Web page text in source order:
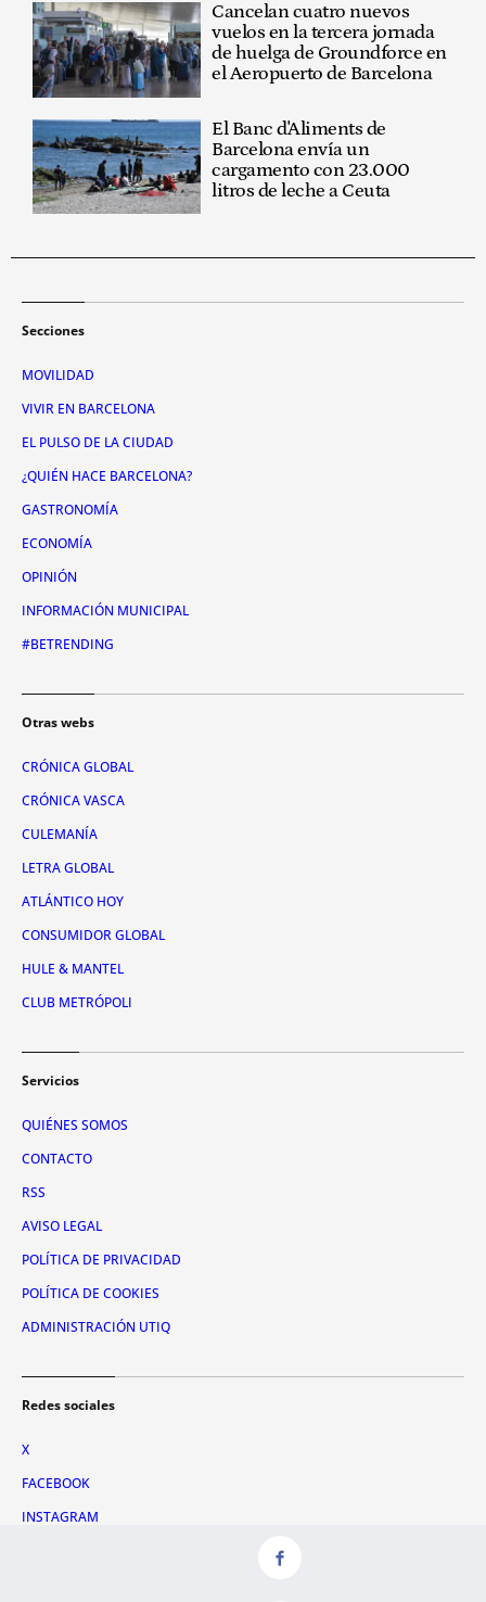
Cancelan cuatro nuevos
vuelos en la tercera jornada
de huelga de Groundforce en
el Aeropuerto de Barcelona
El Banc d'Aliments de
Barcelona envía un
cargamento con 23.000
litros de leche a Ceuta
Secciones
MOVILIDAD
VIVIR EN BARCELONA
EL PULSO DE LA CIUDAD
¿QUIÉN HACE BARCELONA?
GASTRONOMÍA
ECONOMÍA
OPINIÓN
INFORMACIÓN MUNICIPAL
#BETRENDING
Otras webs
CRÓNICA GLOBAL
CRÓNICA VASCA
CULEMANÍA
LETRA GLOBAL
ATLÁNTICO HOY
CONSUMIDOR GLOBAL
HULE & MANTEL
CLUB METRÓPOLI
Servicios
QUIÉNES SOMOS
CONTACTO
RSS
AVISO LEGAL
POLÍTICA DE PRIVACIDAD
POLÍTICA DE COOKIES
ADMINISTRACIÓN UTIQ
Redes sociales
X
FACEBOOK
INSTAGRAM